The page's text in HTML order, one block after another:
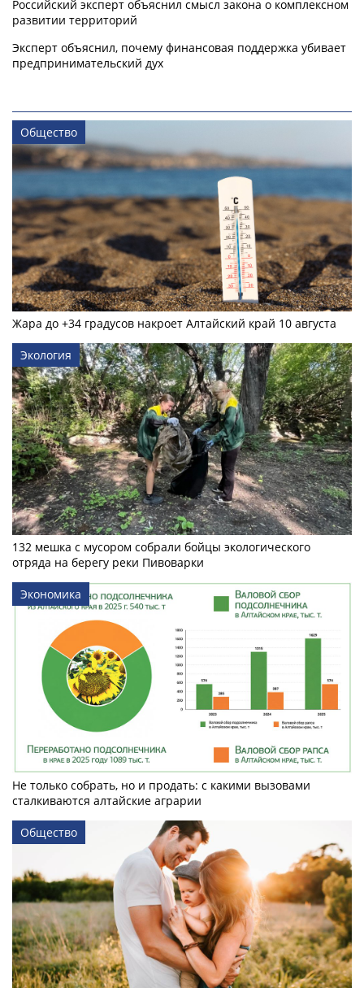
Российский эксперт объяснил смысл закона о комплексном
развитии территорий
Эксперт объяснил, почему финансовая поддержка убивает
предпринимательский дух
Общество
Жара до +34 градусов накроет Алтайский край 10 августа
Экология
132 мешка с мусором собрали бойцы экологического
отряда на берегу реки Пивоварки
Экономика
Не только собрать, но и продать: с какими вызовами
сталкиваются алтайские аграрии
Общество